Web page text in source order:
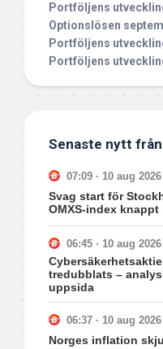
Portföljens
Optionslösen
Portföljens
Portföljens
Senaste nytt
07:09 · 10 aug 2026
Svag start för
OMXS-index knappt
06:45 · 10 aug 2026
tredubblats –
uppsida
06:37 · 10 aug 2026
Norges inflation